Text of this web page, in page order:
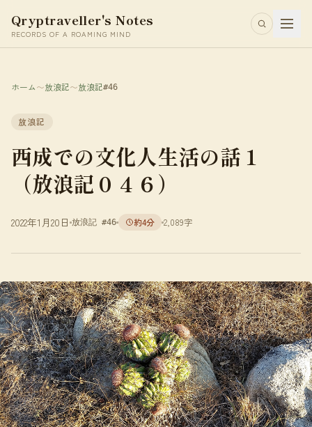
Qryptraveller's Notes
RECORDS OF A ROAMING MIND
ホーム〜放浪記〜放浪記#46
放浪記
西成での文化人生活の話１
（放浪記０４６）
2022年1月20日 放浪記 #46 約4分 2,089字